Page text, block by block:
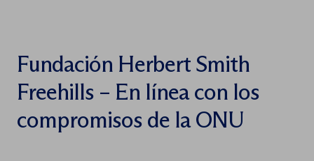
Fundación Herbert Smith
Freehills – En línea con los
compromisos de la ONU